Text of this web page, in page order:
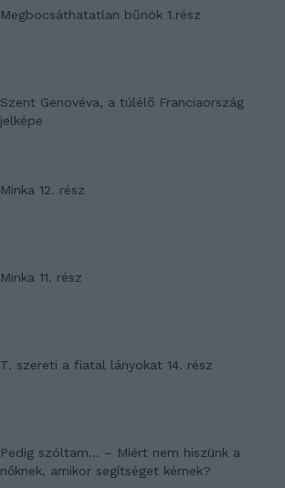
Megbocsáthatatlan bűnök 1.rész
Szent Genovéva, a túlélő Franciaország
jelképe
Minka 12. rész
Minka 11. rész
T. szereti a fiatal lányokat 14. rész
Pedig szóltam… – Miért nem hiszünk a
nőknek, amikor segítséget kérnek?